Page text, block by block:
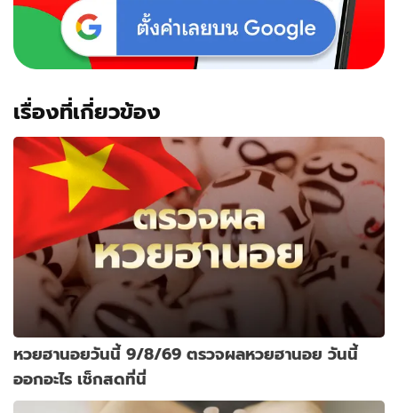
เรื่องที่เกี่ยวข้อง
หวยฮานอยวันนี้ 9/8/69 ตรวจผลหวยฮานอย วันนี้
ออกอะไร เช็กสดที่นี่